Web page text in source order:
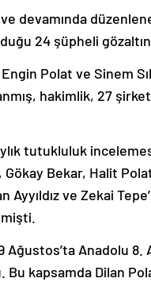
devamında
24 şüpheli
Polat ve Sinem
hakimlik, 27
tutukluluk
Bekar, Halit
Ayyıldız ve Zekai
Ağustos’ta Anadolu 8.
kapsamda Dilan